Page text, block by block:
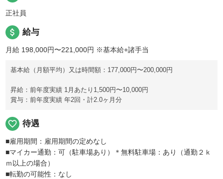
正社員
attach_money 給与
月給 198,000円〜221,000円 ※基本給+諸手当
基本給（月額平均）又は時間額：177,000円〜200,000円
昇給：前年度実績 1月あたり1,500円〜10,000円
賞与：前年度実績 年2回・計2.0ヶ月分
favorite_border 待遇
■雇用期間：雇用期間の定めなし
■マイカー通勤：可（駐車場あり）＊無料駐車場：あり（通勤２ｋ
ｍ以上の場合）
■転勤の可能性：なし